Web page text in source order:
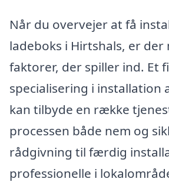
Når du overvejer at få
ladeboks i Hirtshals, er der
faktorer, der spiller ind. Et
specialisering i installation
kan tilbyde en række
processen både nem og
rådgivning til færdig
professionelle i